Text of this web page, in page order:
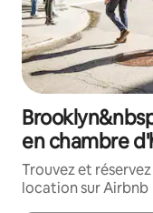
en chambre
Trouvez et
location sur Airbnb